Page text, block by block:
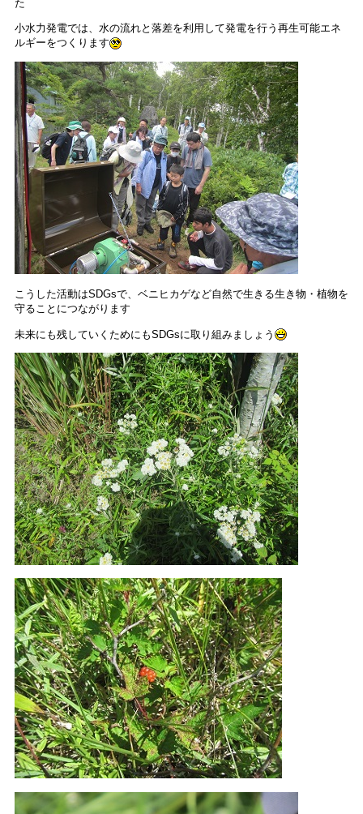
た
小水力発電では、水の流れと落差を利用して発電を行う再生可能エネ
ルギーをつくります
こうした活動はSDGsで、ベニヒカゲなど自然で生きる生き物・植物を
守ることにつながります
未来にも残していくためにもSDGsに取り組みましょう